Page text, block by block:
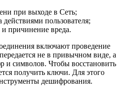
при выходе в Сеть;
пользователя;
причинение вреда.
включают проведение
не в привычном виде, а
и символов. Чтобы восстановить
получить ключи. Для этого
дешифрования.